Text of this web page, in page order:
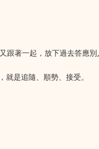
著一起，放下過去答應
是追隨、順勢、接受。